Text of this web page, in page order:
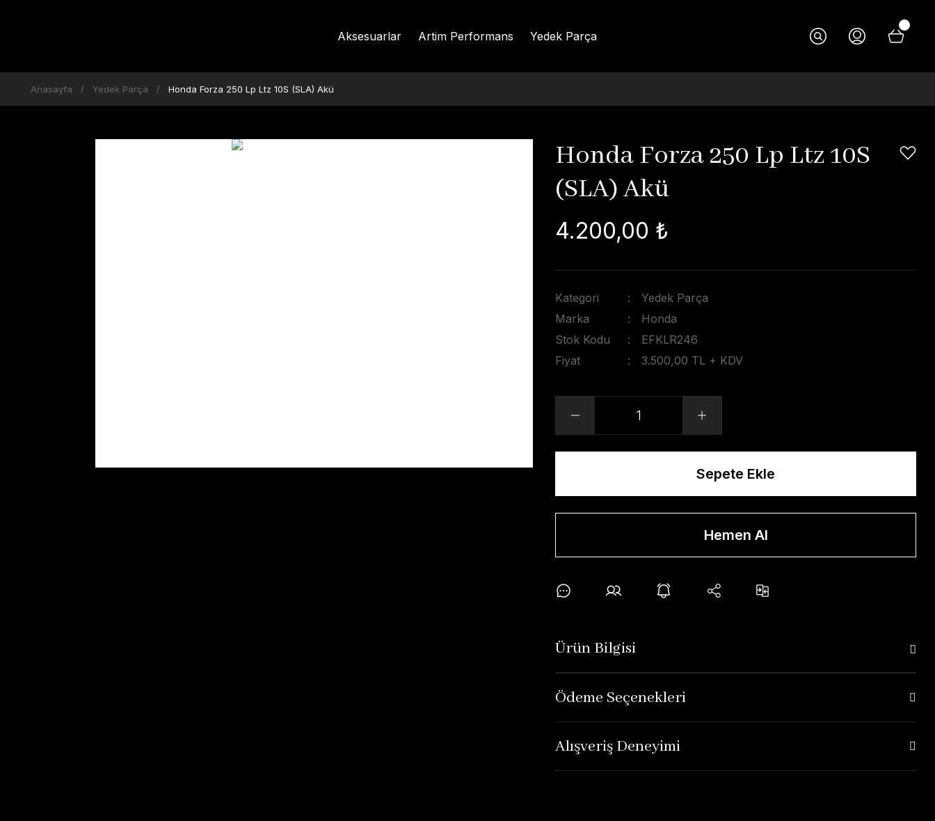
Aksesuarlar Artim Performans Yedek Parça
Anasayfa Yedek Parça Honda Forza 250 Lp Ltz 10S (SLA) Akü
Honda Forza 250 Lp Ltz 10S
(SLA) Akü
4.200,00 ₺
Kategori
Yedek Parça
Marka
Honda
Stok Kodu
EFKLR246
Fiyat
3.500,00 TL + KDV
Sepete Ekle
Hemen Al
Ürün Bilgisi
Ödeme Seçenekleri
Alışveriş Deneyimi